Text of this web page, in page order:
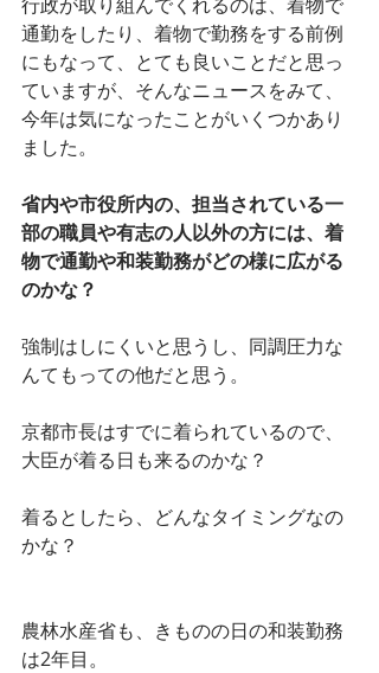
通勤をしたり、着物で勤務をする前例
にもなって、とても良いことだと思っ
ていますが、そんなニュースをみて、
今年は気になったことがいくつかあり
ました。
省内や市役所内の、担当されている一
部の職員や有志の人以外の方には、着
物で通勤や和装勤務がどの様に広がる
のかな？
強制はしにくいと思うし、同調圧力な
んてもっての他だと思う。
京都市長はすでに着られているので、
大臣が着る日も来るのかな？
着るとしたら、どんなタイミングなの
かな？
農林水産省も、きものの日の和装勤務
は2年目。